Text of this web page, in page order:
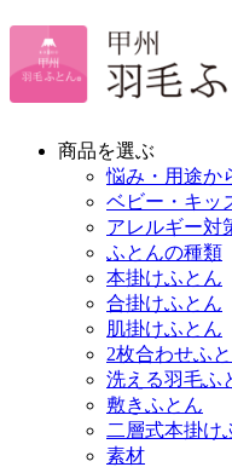
商品を選ぶ
悩み・用途か
ベビー・キッ
アレルギー対
ふとんの種類
本掛けふとん
合掛けふとん
肌掛けふとん
2枚合わせふ
洗える羽毛ふ
敷きふとん
二層式本掛け
素材